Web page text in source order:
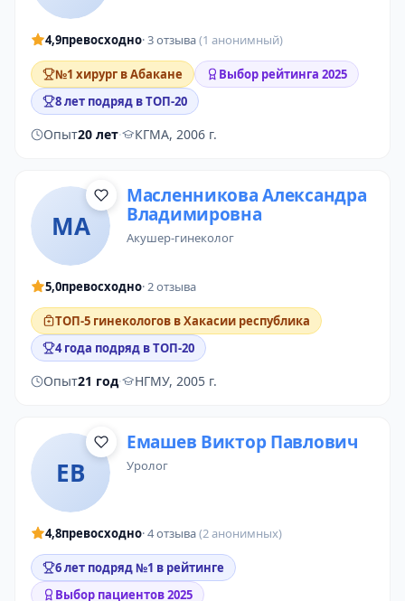
4,9превосходно· 3 отзыва(1 анонимный)
№1 хирург в Абакане
Выбор рейтинга 2025
8 лет подряд в ТОП-20
Опыт20 лет· КГМА, 2006 г.
МА
Масленникова Александра
Владимировна
акушер-гинеколог
5,0превосходно· 2 отзыва
ТОП-5 гинекологов в Хакасии республика
4 года подряд в ТОП-20
Опыт21 год· НГМУ, 2005 г.
ЕВ
Емашев Виктор Павлович
уролог
4,8превосходно· 4 отзыва(2 анонимных)
6 лет подряд №1 в рейтинге
Выбор пациентов 2025